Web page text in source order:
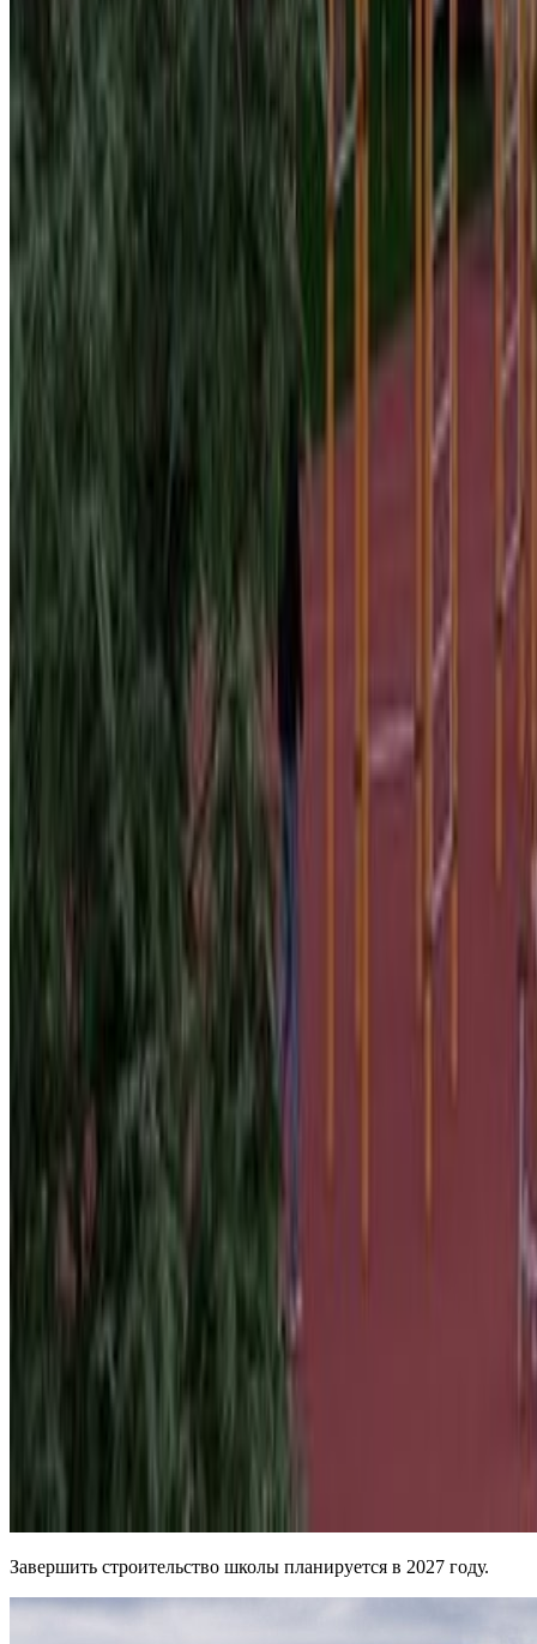
Завершить строительство школы планируется в 2027 году.